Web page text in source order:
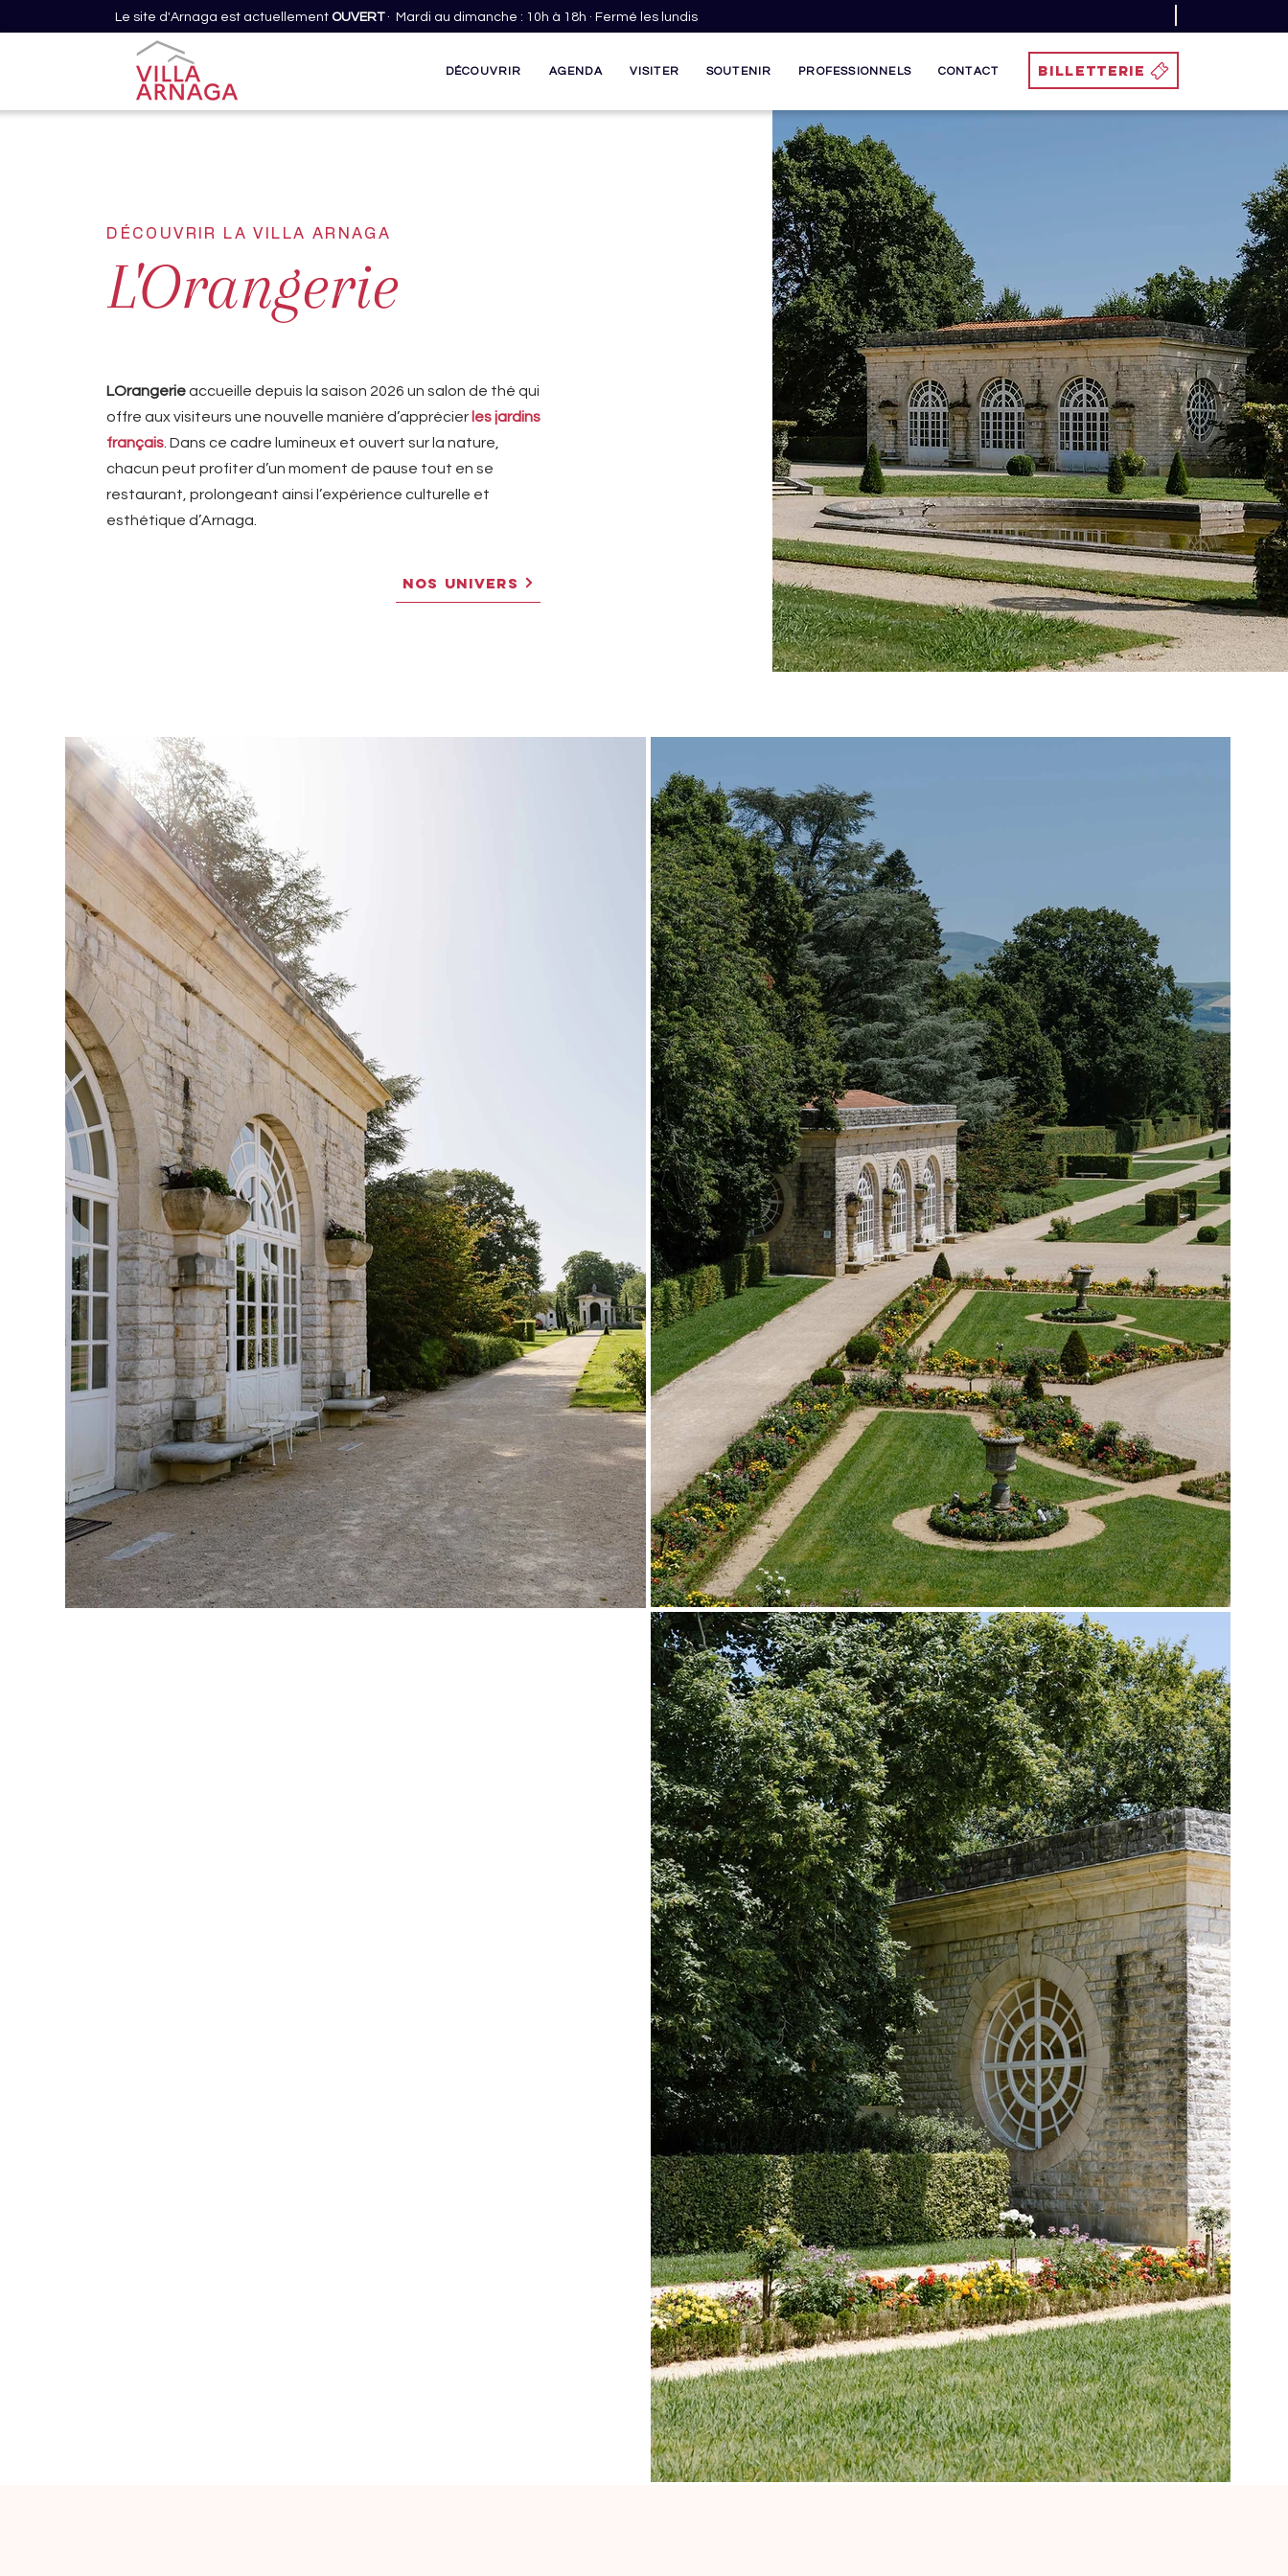
Le site d'Arnaga est actuellement OUVERT· Mardi au dimanche : 10h à 18h · Fermé les lundis
DÉCOUVRIR AGENDA VISITER SOUTENIR PROFESSIONNELS CONTACT BILLETTERIE
DÉCOUVRIR LA VILLA ARNAGA
L'Orangerie
LOrangerieaccueille depuis la saison 2026 un salon de thé qui
offre aux visiteurs une nouvelle manière d’apprécier les jardins
français . Dans ce cadre lumineux et ouvert sur la nature,
chacun peut profiter d’un moment de pause tout en se
restaurant, prolongeant ainsi l’expérience culturelle et
esthétique d’Arnaga.
NOS UNIVERS